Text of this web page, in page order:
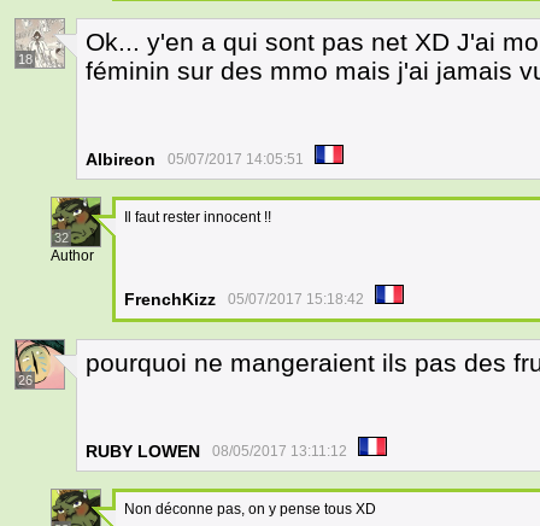
18
Ok... y'en a qui sont pas net XD J'ai
féminin sur des mmo mais j'ai jamais
Albireon 05/07/2017 14:05:51
32
Author
Il faut rester innocent !!
FrenchKizz 05/07/2017 15:18:42
26
pourquoi ne mangeraient ils pas des
RUBY LOWEN 08/05/2017 13:11:12
Non déconne pas, on y pense tous XD